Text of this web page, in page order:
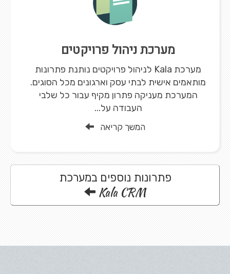
מערכת ניהול פרויקטים
מערכת Kala לניהול פרויקטים נותנת פתרונות
מותאמים אישית לבתי עסק וארגונים מכל הסוגים.
המערכת מעניקה פתרון מקיף עבור כל שלבי
העבודה על...
המשך קריאה
פתרונות נוספים במערכת
Kala CRM